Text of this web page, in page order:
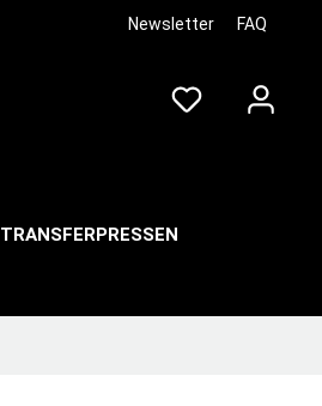
Newsletter FAQ
TRANSFERPRESSEN